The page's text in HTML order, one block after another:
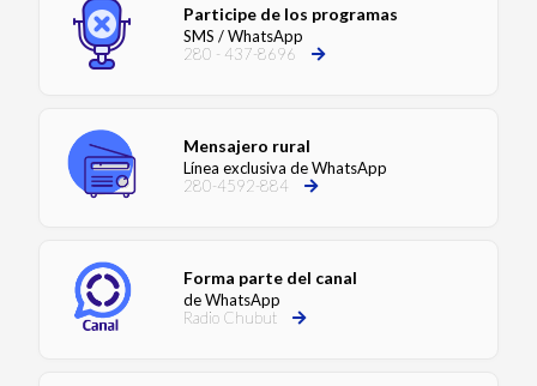
Participe de los programas
SMS / WhatsApp
280 - 437-8696
Mensajero rural
Línea exclusiva de WhatsApp
280-4592-884
Forma parte del canal
de WhatsApp
Radio Chubut